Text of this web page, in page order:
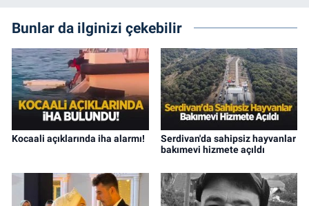
Bunlar da ilginizi çekebilir
Kocaali açıklarında iha alarmı!
Serdivan'da sahipsiz hayvanlar
bakımevi hizmete açıldı